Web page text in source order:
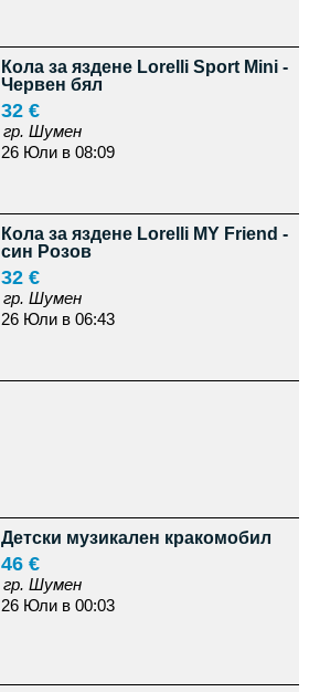
Кола за яздене Lorelli Sport Mini -
Червен бял
32 €
гр. Шумен
26 Юли в 08:09
Кола за яздене Lorelli MY Friend -
син Розов
32 €
гр. Шумен
26 Юли в 06:43
Детски музикален кракомобил
46 €
гр. Шумен
26 Юли в 00:03